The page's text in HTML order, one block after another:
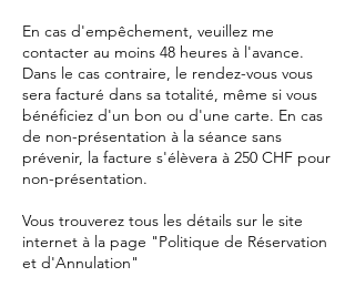
En cas d'empêchement, veuillez me
contacter au moins 48 heures à l'avance.
Dans le cas contraire, le rendez-vous vous
sera facturé dans sa totalité, même si vous
bénéficiez d'un bon ou d'une carte. En cas
de non-présentation à la séance sans
prévenir, la facture s'élèvera à 250 CHF pour
non-présentation.
Vous trouverez tous les détails sur le site
internet à la page "Politique de Réservation
et d'Annulation"